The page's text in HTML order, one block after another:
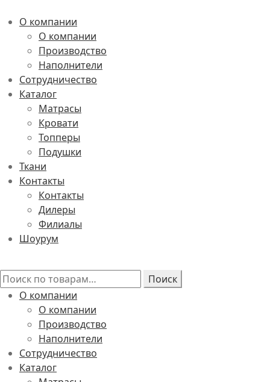
О компании
О компании
Производство
Наполнители
Сотрудничество
Каталог
Матрасы
Кровати
Топперы
Подушки
Ткани
Контакты
Контакты
Дилеры
Филиалы
Шоурум
Искать:
Поиск
О компании
О компании
Производство
Наполнители
Сотрудничество
Каталог